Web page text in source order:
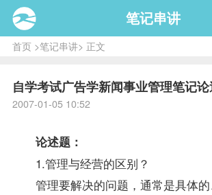
笔记串讲
首页>笔记串讲> 正文
自学考试广告学新闻事业管理笔记
2007-01-05 10:52
论述题：
1.管理与经营的区别？
管理要解决的问题，通常是具体的